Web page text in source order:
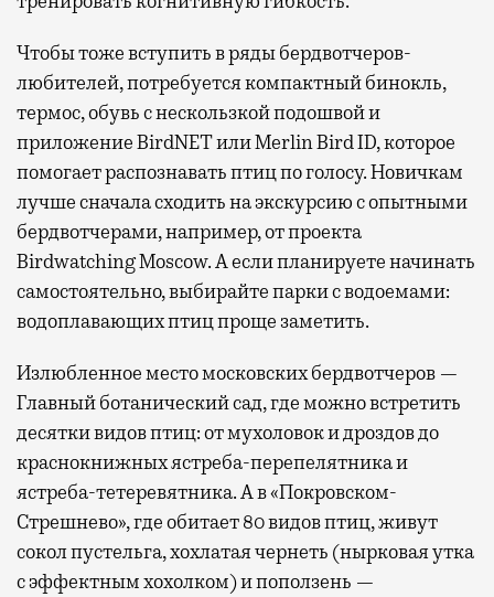
Чтобы тоже вступить в ряды бердвотчеров-
любителей, потребуется компактный бинокль,
термос, обувь с нескользкой подошвой и
приложение BirdNET или Merlin Bird ID, которое
помогает распознавать птиц по голосу. Новичкам
лучше сначала сходить на экскурсию с опытными
бердвотчерами, например, от проекта
Birdwatching Moscow. А если планируете начинать
самостоятельно, выбирайте парки с водоемами:
водоплавающих птиц проще заметить.
Излюбленное место московских бердвотчеров —
Главный ботанический сад, где можно встретить
десятки видов птиц: от мухоловок и дроздов до
краснокнижных ястреба-перепелятника и
ястреба-тетеревятника. А в «Покровском-
Стрешнево», где обитает 80 видов птиц, живут
сокол пустельга, хохлатая чернеть (нырковая утка
с эффектным хохолком) и поползень —